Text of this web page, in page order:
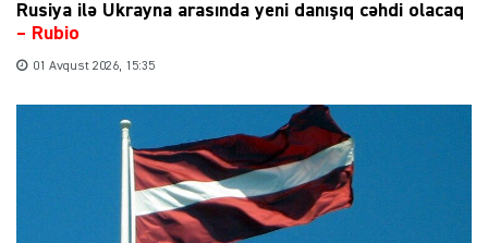
Rusiya ilə Ukrayna arasında yeni danışıq cəhdi olacaq
– Rubio
01 Avqust 2026, 15:35